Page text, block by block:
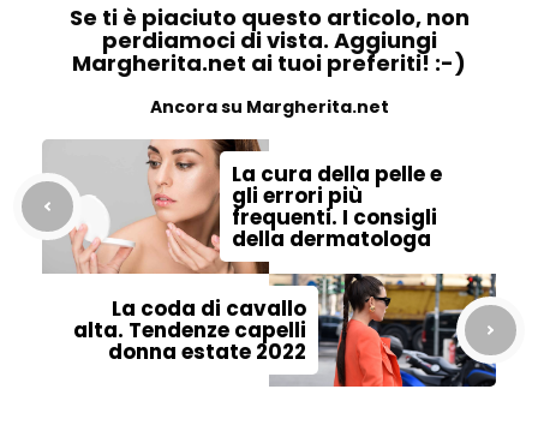
Se ti è piaciuto questo articolo, non
perdiamoci di vista. Aggiungi
Margherita.net ai tuoi preferiti! :-)
Ancora su Margherita.net
La cura della pelle e
gli errori più
frequenti. I consigli
della dermatologa
La coda di cavallo
alta. Tendenze capelli
donna estate 2022